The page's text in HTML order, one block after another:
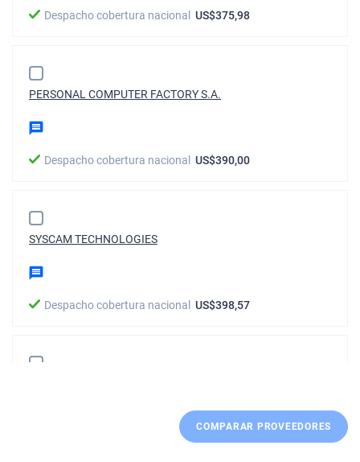
Despacho cobertura nacional US$375,98
PERSONAL COMPUTER FACTORY S.A.
Despacho cobertura nacional US$390,00
SYSCAM TECHNOLOGIES
Despacho cobertura nacional US$398,57
COMPARAR PROVEEDORES